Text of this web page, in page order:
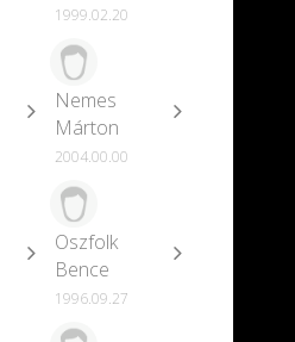
1999.02.20
Nemes
Márton
2004.00.00
Oszfolk
Bence
1996.09.27